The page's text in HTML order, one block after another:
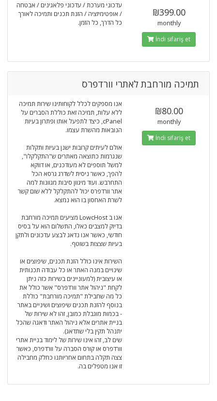
עדכוני מערכת / עדכוני פלאגינים / אבטחה
/ אופטימיזציה / הזנת תכנים ותמיכה לאורך
כל הדרך, כל הזמן.
₪399.00
monthly
İndi sifariş et
תמיכה מורחבת לאתרי וורדפרס
אנו מספקים לכלל לקוחותינו שירות תמיכה
ללא עלות, תמיכה זאת כוללת הסברים על
cPanel, כיצד לתפעל אותו ופתרון בעיות
הנובאות מהשרת עצמו.
אולם לעיתים קרובות ישנן בעיות ותקלות
שנגרמות כתוצאה מאתרים ש"התקלקלו",
למשל תוספים לא מעודכנים, או דווקא
להפך, כאשר ניסית לשדרג גרסא הכל
התחרבש. ועוד מיגוון סיבות מגוונות למה
אתר וורדפרס יכול להתקלקל ללא שום קשר
לשרת האחסון בו הוא נמצא.
אנו ב LowcHost מציעים תמיכה מורחבת
בדיוק למצבים כאלו, התשלום הוא על בסיס
חודשי, כאשר אנו נדאג לבצע עדכונים ולתקן
בעיות שצצות בשוטף.
השירות אינו כולל הזנת תכנים, שיפוצים או
שינויים במנה האתר או כל עבודה תכנותית
או עיצובית (למעוניינים בשירות כזה ניתן
לקחת "ניהול אתר וורדפרס" אשר כולל את
כל מה שחבילת "תמיכה מורחבת" כוללת
בנוסף להזנת תכנים שיפוצים ושיניים באתר
- בכמות מוגבלת כמובן, זהו לא שירות של
בניית אתרים אלא ניהול האתר ודאגה שהכל
יתנהל תקין בלי שתדאג).
שים לב, זהו אינו שירות של לימוד בניית אתרי
וורדפרס או קורס הסברה על וורדפרס, כאשר
צצה תקלה בתחום אחריותנו כחלק מחבילה
זו אנו מטפלים בה.
₪80.00
monthly
İndi sifariş et